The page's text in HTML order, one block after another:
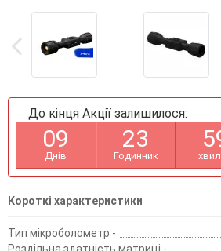
До кінця Акції залишилося:
09
Днів
23
Годинник
5
Короткі характеристики
Тип мікроболометр -